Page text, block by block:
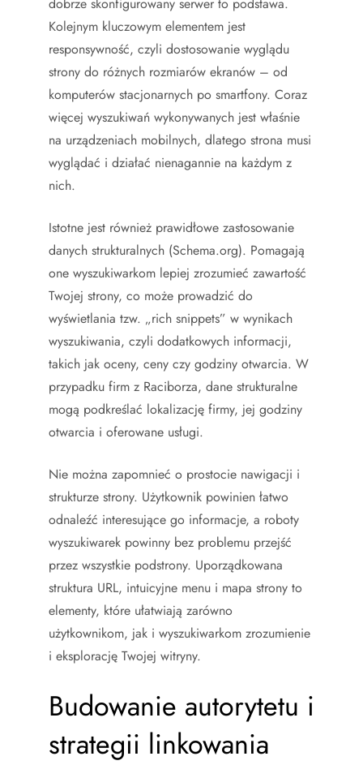
Kolejnym kluczowym elementem jest
responsywność, czyli dostosowanie wyglądu
strony do różnych rozmiarów ekranów – od
komputerów stacjonarnych po smartfony. Coraz
więcej wyszukiwań wykonywanych jest właśnie
na urządzeniach mobilnych, dlatego strona musi
wyglądać i działać nienagannie na każdym z
nich.
Istotne jest również prawidłowe zastosowanie
danych strukturalnych (Schema.org). Pomagają
one wyszukiwarkom lepiej zrozumieć zawartość
Twojej strony, co może prowadzić do
wyświetlania tzw. „rich snippets” w wynikach
wyszukiwania, czyli dodatkowych informacji,
takich jak oceny, ceny czy godziny otwarcia. W
przypadku firm z Raciborza, dane strukturalne
mogą podkreślać lokalizację firmy, jej godziny
otwarcia i oferowane usługi.
Nie można zapomnieć o prostocie nawigacji i
strukturze strony. Użytkownik powinien łatwo
odnaleźć interesujące go informacje, a roboty
wyszukiwarek powinny bez problemu przejść
przez wszystkie podstrony. Uporządkowana
struktura URL, intuicyjne menu i mapa strony to
elementy, które ułatwiają zarówno
użytkownikom, jak i wyszukiwarkom zrozumienie
i eksplorację Twojej witryny.
Budowanie autorytetu i
strategii linkowania